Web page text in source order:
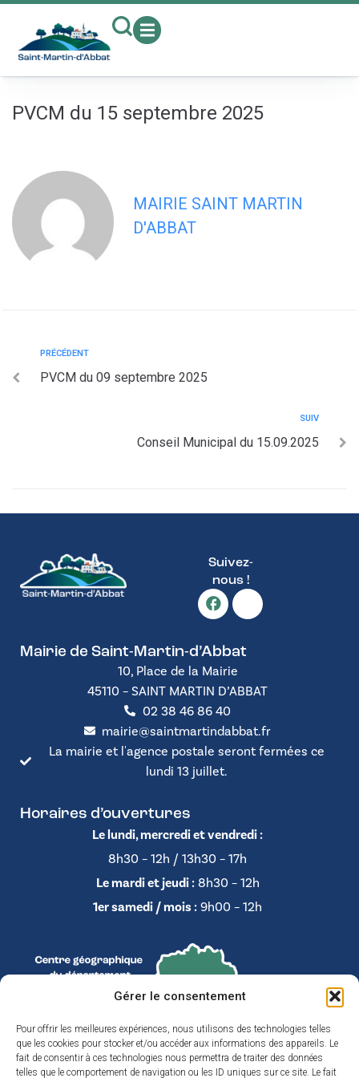
Gérer le consentement
Pour offrir les meilleures expériences, nous utilisons des technologies telles
que les cookies pour stocker et/ou accéder aux informations des appareils. Le
fait de consentir à ces technologies nous permettra de traiter des données
telles que le comportement de navigation ou les ID uniques sur ce site. Le fait
PVCM du 15 septembre 2025
MAIRIE SAINT MARTIN
D'ABBAT
PRÉCÉDENT
PVCM du 09 septembre 2025
SUIV
Conseil Municipal du 15.09.2025
Suivez-
nous !
Mairie de Saint-Martin-d’Abbat
10, Place de la Mairie
45110 – SAINT MARTIN D’ABBAT
02 38 46 86 40
mairie@saintmartindabbat.fr
La mairie et l'agence postale seront fermées ce
lundi 13 juillet.
Horaires d’ouvertures
Le lundi, mercredi et vendredi :
8h30 – 12h / 13h30 – 17h
Le mardi et jeudi :8h30 – 12h
1er samedi / mois : 9h00 – 12h